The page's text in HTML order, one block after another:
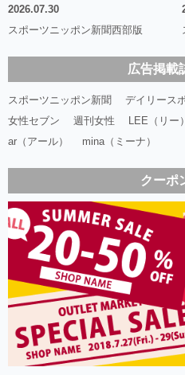
2026.07.30
スポーツニッポン新聞西部版
広告掲載
スポーツニッポン新聞 デイリース
女性セブン
週刊女性 LEE（リー）
ar（アール）
mina（ミーナ）
クーポ